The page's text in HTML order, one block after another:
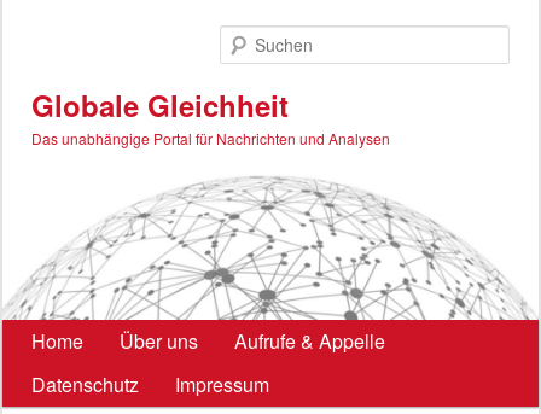
Globale Gleichheit
Das unabhängige Portal für Nachrichten und Analysen
Hauptmenü
Home Über uns
Aufrufe & Appelle
Datenschutz
Impressum